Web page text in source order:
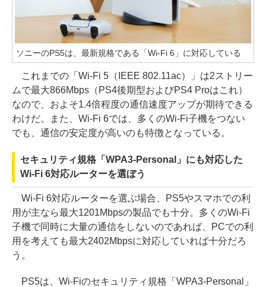
ソニーのPS5は、最新規格である「Wi-Fi 6」に対応している
これまでの「Wi-Fi 5（IEEE 802.11ac）」は2ストリー
ムで最大866Mbps（PS4後期型およびPS4 Proはこれ）
なので、およそ1.4倍程度の通信速度アップが期待できる
わけだ。また、Wi-Fi 6では、多くのWi-Fi子機をつない
でも、通信の安定度が高いのも特徴となっている。
セキュリティ規格「WPA3-Personal」にも対応した
Wi-Fi 6対応ルーターを選ぼう
Wi-Fi 6対応ルーターを選ぶ場合、PS5やスマホでの利
用が主なら最大1201Mbpsの製品でも十分。多くのWi-Fi
子機で同時に大量の通信をしないのであれば、PCでの利
用を考えても最大2402Mbpsに対応していれば十分だろ
う。
PS5は、Wi-Fiのセキュリティ規格「WPA3-Personal」